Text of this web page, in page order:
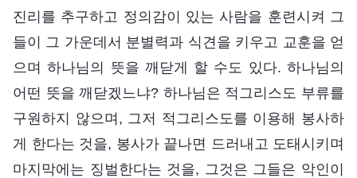
진리를 추구하고 정의감이 있는 사람을 훈련시켜 그
들이 그 가운데서 분별력과 식견을 키우고 교훈을 얻
으며 하나님의 뜻을 깨닫게 할 수도 있다. 하나님의
어떤 뜻을 깨닫겠느냐? 하나님은 적그리스도 부류를
구원하지 않으며, 그저 적그리스도를 이용해 봉사하
게 한다는 것을, 봉사가 끝나면 드러내고 도태시키며
마지막에는 징벌한다는 것을, 그것은 그들은 악인이